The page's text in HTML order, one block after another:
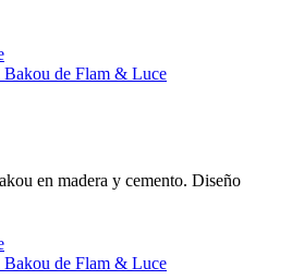
en madera y cemento. Diseño